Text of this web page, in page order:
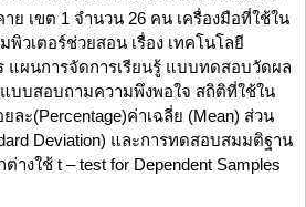
ย เขต 1 จำนวน 26 คน เครื่องมือที่ใช้ใน
วเตอร์ช่วยสอน เรื่อง เทคโนโลยี
แผนการจัดการเรียนรู้ แบบทดสอบวัดผล
บบสอบถามความพึงพอใจ สถิติที่ใช้ใน
ละ(Percentage)ค่าเฉลี่ย (Mean) ส่วน
Deviation) และการทดสอบสมมติฐาน
างใช้ t – test for Dependent Samples